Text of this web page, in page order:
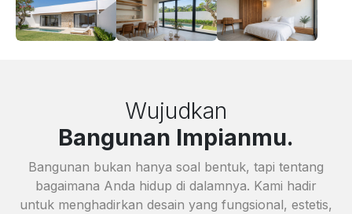
Wujudkan
Bangunan Impianmu.
Bangunan bukan hanya soal bentuk, tapi tentang
bagaimana Anda hidup di dalamnya. Kami hadir
untuk menghadirkan desain yang fungsional, estetis,